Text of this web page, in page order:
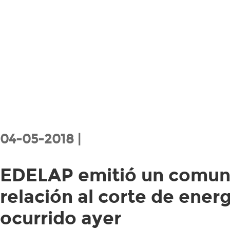
04-05-2018 |
EDELAP emitió un
relación al corte de
ocurrido ayer